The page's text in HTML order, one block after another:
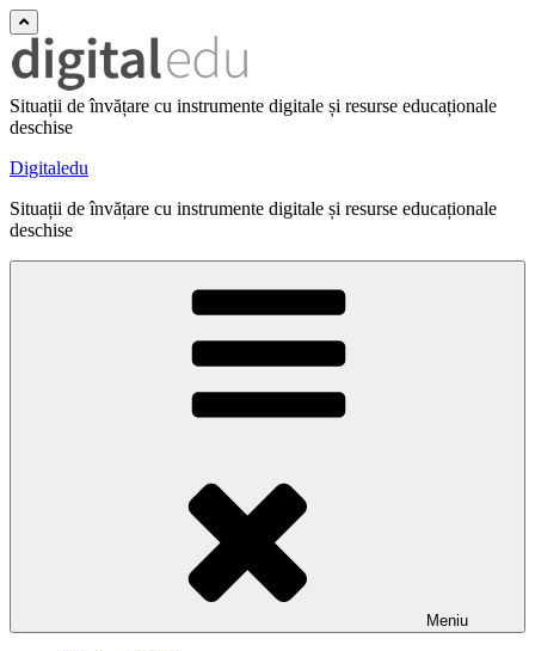
Situații de învățare cu instrumente digitale și resurse educaționale
deschise
Digitaledu
Situații de învățare cu instrumente digitale și resurse educaționale
deschise
Meniu